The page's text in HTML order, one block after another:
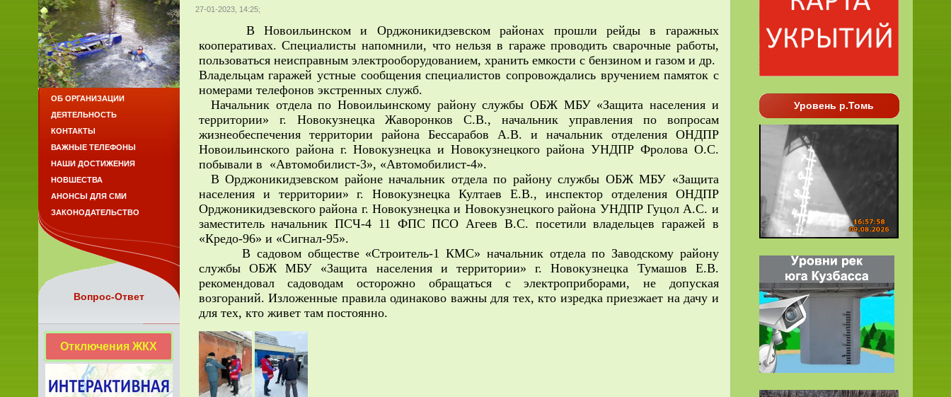
27-01-2023, 14:25;
В Новоильинском и Орджоникидзевском районах прошли рейды в гаражных
кооперативах.Специалисты напомнили, что нельзя в гараже проводить сварочные работы,
пользоваться неисправным электрооборудованием, хранить емкости с бензином и газом и др.
Владельцам гаражей устные сообщения специалистов сопровождались вручением памяток с
номерами телефонов экстренных служб.
Начальник отдела по Новоильинскому району службы ОБЖ МБУ «Защита населения и
территории» г. Новокузнецка Жаворонков С.В., начальник управления по вопросам
жизнеобеспечения территории района Бессарабов А.В. и начальник отделения ОНДПР
Новоильинского района г. Новокузнецка и Новокузнецкого района УНДПР Фролова О.С.
побывали в «Автомобилист-3», «Автомобилист-4».
В Орджоникидзевском районе начальник отдела по району службы ОБЖ МБУ «Защита
населения и территории» г. Новокузнецка Култаев Е.В., инспектор отделения ОНДПР
Орджоникидзевского района г. Новокузнецка и Новокузнецкого района УНДПР Гуцол А.С. и
заместитель начальник ПСЧ-4 11 ФПС ПСО Агеев В.С. посетили владельцев гаражей в
«Кредо-96» и «Сигнал-95».
В садовом обществе «Строитель-1 КМС» начальник отдела по Заводскому району
службы ОБЖ МБУ «Защита населения и территории» г. Новокузнецка Тумашов Е.В.
рекомендовал садоводам осторожно обращаться с электроприборами, не допуская
возгораний. Изложенные правила одинаково важны для тех, кто изредка приезжает на дачу и
для тех, кто живет там постоянно.
Уровень р.Томь
ОБ ОРГАНИЗАЦИИ
ДЕЯТЕЛЬНОСТЬ
КОНТАКТЫ
ВАЖНЫЕ ТЕЛЕФОНЫ
НАШИ ДОСТИЖЕНИЯ
НОВШЕСТВА
АНОНСЫ ДЛЯ СМИ
ЗАКОНОДАТЕЛЬСТВО
Вопрос-Ответ
Отключения ЖКХ